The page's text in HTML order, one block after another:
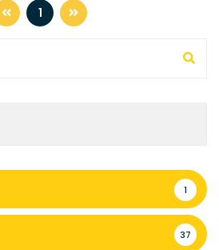
1
1
37